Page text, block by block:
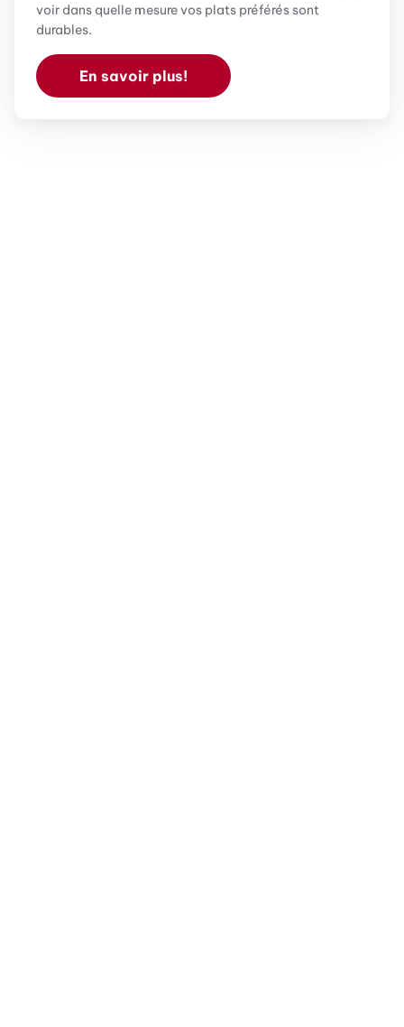
voir dans quelle mesure vos plats préférés sont
durables.
En savoir plus!